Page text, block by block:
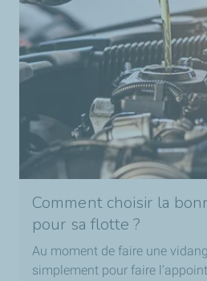
Comment choisir la
pour sa flotte ?
Au moment de faire une
simplement pour faire